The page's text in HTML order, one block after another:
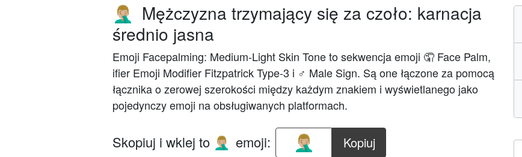
🤦🏼‍♂️
Mężczyzna trzymający się za czoło: karnacja
średnio jasna
Emoji Facepalming: Medium-Light Skin Tone to sekwencja emoji 🤦 Face Palm,
ifier Emoji Modifier Fitzpatrick Type-3 i ♂ Male Sign. Są one łączone za pomocą
łącznika o zerowej szerokości między każdym znakiem i wyświetlanego jako
pojedynczy emoji na obsługiwanych platformach.
Skopiuj i wklej to 🤦🏼‍♂️ emoji: Kopiuj